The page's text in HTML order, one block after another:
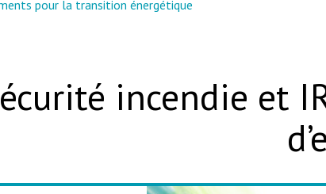
pour la transition énergétique
incendie et